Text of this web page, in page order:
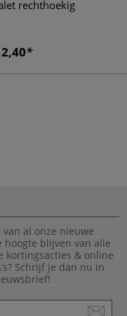
rechthoekig
al onze nieuwe
hoogte blijven van alle
kortingsacties & online
Schrijf je dan nu in